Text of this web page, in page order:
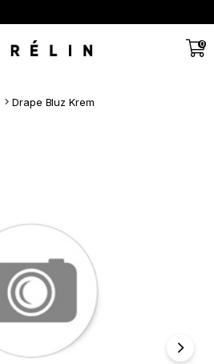
0
Drape Bluz Krem